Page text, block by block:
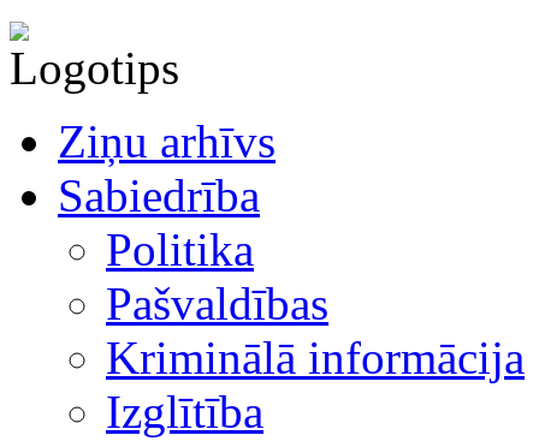
Ziņu arhīvs
Sabiedrība
Politika
Pašvaldības
Kriminālā informācija
Izglītība